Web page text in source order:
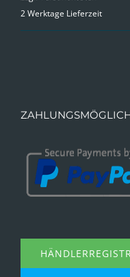
2 Werktage Lieferzeit